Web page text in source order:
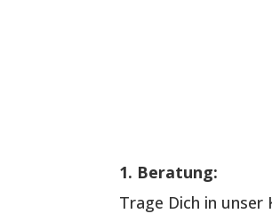
1. Beratung:
Trage Dich in